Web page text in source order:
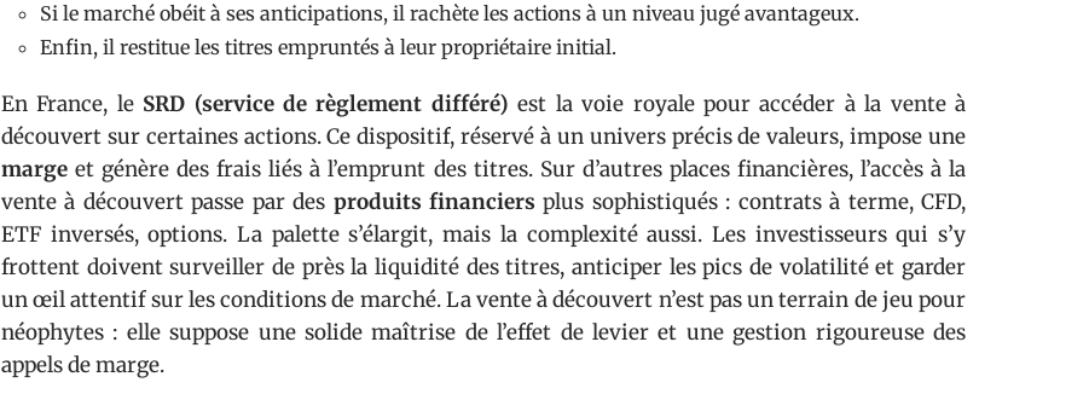
Si le marché obéit à ses anticipations, il rachète les actions à un niveau jugé avantageux.
Enfin, il restitue les titres empruntés à leur propriétaire initial.
En France, le SRD (service de règlement différé) est la voie royale pour accéder à la vente à
découvert sur certaines actions. Ce dispositif, réservé à un univers précis de valeurs, impose une
marge et génère des frais liés à l’emprunt des titres. Sur d’autres places financières, l’accès à la
vente à découvert passe par des produits financiers plus sophistiqués : contrats à terme, CFD,
ETF inversés, options. La palette s’élargit, mais la complexité aussi. Les investisseurs qui s’y
frottent doivent surveiller de près la liquidité des titres, anticiper les pics de volatilité et garder
un œil attentif sur les conditions de marché. La vente à découvert n’est pas un terrain de jeu pour
néophytes : elle suppose une solide maîtrise de l’effet de levier et une gestion rigoureuse des
appels de marge.